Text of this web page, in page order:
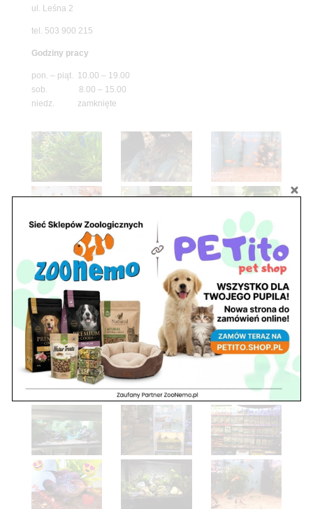
ul. Leśna 2
tel. 503 900 215
Godziny pracy
pon. – piąt. 10.00 – 19.00
sob. 8.00 – 15.00
niedz. zamknięte